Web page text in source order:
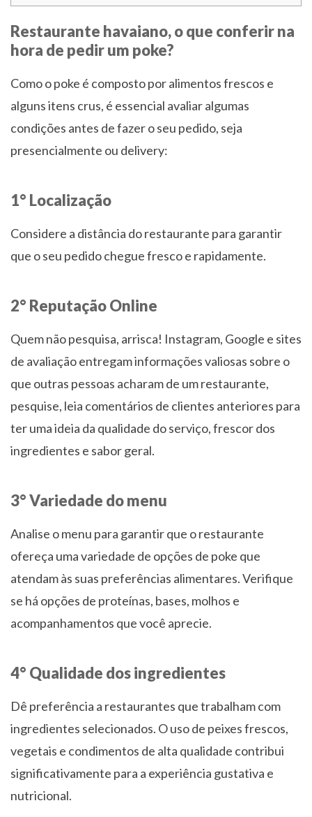
Restaurante havaiano, o que conferir na
hora de pedir um poke?
Como o poke é composto por alimentos frescos e
alguns itens crus, é essencial avaliar algumas
condições antes de fazer o seu pedido, seja
presencialmente ou delivery:
1° Localização
Considere a distância do restaurante para garantir
que o seu pedido chegue fresco e rapidamente.
2° Reputação Online
Quem não pesquisa, arrisca! Instagram, Google e sites
de avaliação entregam informações valiosas sobre o
que outras pessoas acharam de um restaurante,
pesquise, leia comentários de clientes anteriores para
ter uma ideia da qualidade do serviço, frescor dos
ingredientes e sabor geral.
3° Variedade do menu
Analise o menu para garantir que o restaurante
ofereça uma variedade de opções de poke que
atendam às suas preferências alimentares. Verifique
se há opções de proteínas, bases, molhos e
acompanhamentos que você aprecie.
4° Qualidade dos ingredientes
Dê preferência a restaurantes que trabalham com
ingredientes selecionados. O uso de peixes frescos,
vegetais e condimentos de alta qualidade contribui
significativamente para a experiência gustativa e
nutricional.